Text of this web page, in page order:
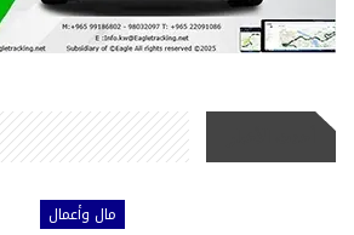
مال وأعمال